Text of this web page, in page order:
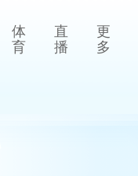
体
育
直
播
更
多